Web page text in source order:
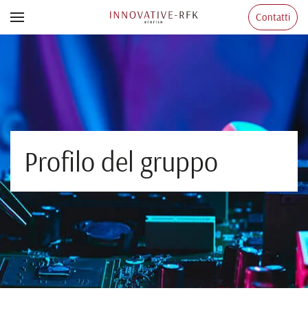
Skip to main content
Contatti
Profilo del gruppo